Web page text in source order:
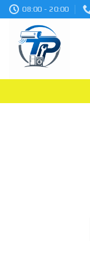
Skip
to
content
08:00 - 20:00